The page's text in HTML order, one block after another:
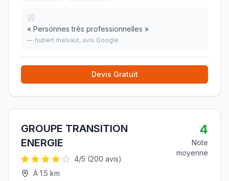
« Personnes très professionnelles »
— hubert malvaut, avis Google
Devis Gratuit
GROUPE TRANSITION
ENERGIE
4/5 (200 avis)
À 1.5 km
4
Note
moyenne